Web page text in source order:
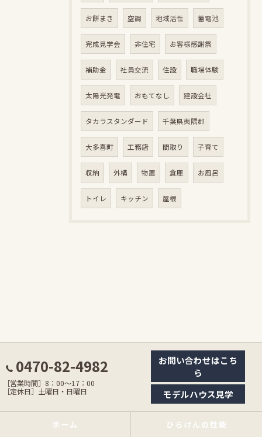
お餅まき 空調 地域活性 蓄電池
完成見学会 非住宅 お客様感謝祭
補助金 社員交流 住設 職場体験
太陽光発電 おもてなし 建設会社
タカラスタンダード 千葉県夷隅郡
大多喜町 工務店 間取り 子育て
収納 外構 物置 倉庫 お風呂
トイレ キッチン 屋根
0470-82-4982
［営業時間］8：00〜17：00
［定休日］土曜日・日曜日
お問い合わせはこち
ら
モデルハウス見学
ホーム ひらけんの性能